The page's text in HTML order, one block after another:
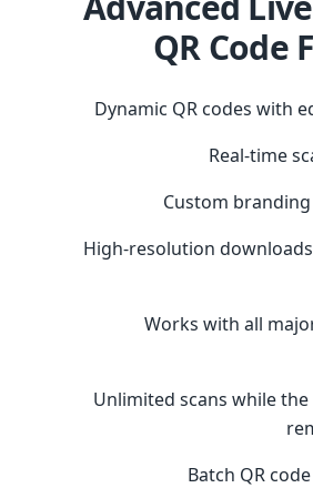
QR Code
Dynamic QR codes with
Real-time
Custom
High-resolution downloads
Works with all
Unlimited scans while
Batch QR